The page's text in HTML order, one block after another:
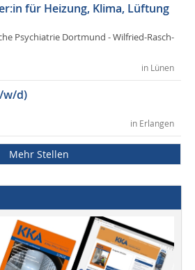
für Heizung, Klima, Lüftung
Psychiatrie Dortmund - Wilfried-Rasch-
in Lünen
w/d)
in Erlangen
Mehr Stellen